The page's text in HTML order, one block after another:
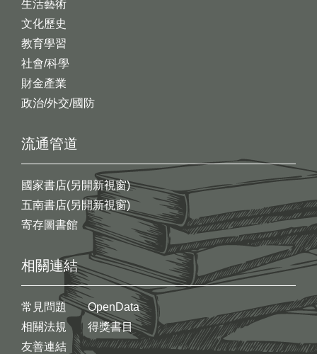
生活藝術
文化歷史
教育學習
社會/科學
財金產業
政治/外交/國防
流通管道
國家書店(另開新視窗)
五南書店(另開新視窗)
寄存圖書館
相關連結
常見問題
相關法規
友善連結
OpenData
得獎書目